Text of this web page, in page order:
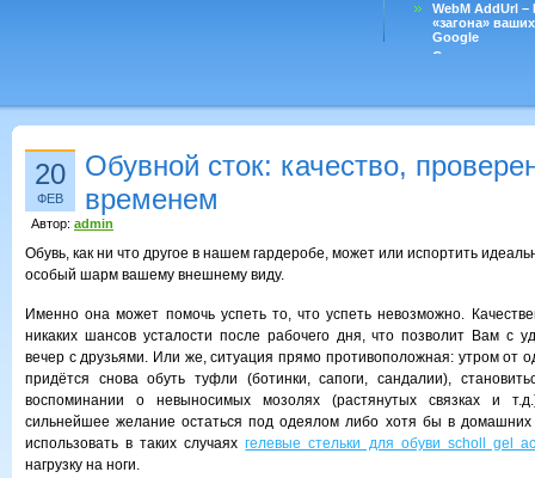
WebM AddUrl
«загона»
Google
Существует
20
ФЕВ
Обувной сток: качество,
временем
Автор: admin
Обувь, как ни что другое в нашем гардеробе, может или испортить
особый шарм вашему внешнему виду.
Именно она может помочь успеть то, что успеть невозможно.
никаких шансов усталости после рабочего дня, что позволит Вам с
вечер с друзьями. Или же, ситуация прямо противоположная: утром от
придётся снова обуть туфли (ботинки, сапоги, сандалии),
воспоминании о невыносимых мозолях (растянутых связках и
сильнейшее желание остаться под одеялом либо хотя бы в домашних
использовать в таких случаяхгелевые стельки для обуви scholl gel
нагрузку на ноги.